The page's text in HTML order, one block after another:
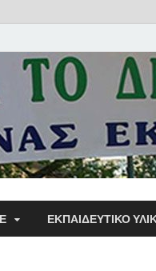
ΕΚΠΑΙΔΕΥΤΙΚΌ